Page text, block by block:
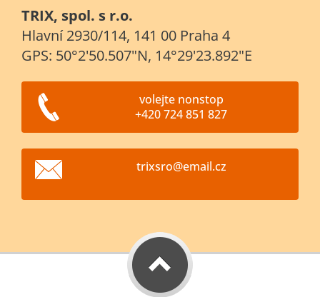
TRIX, spol. s r.o.
Hlavní 2930/114, 141 00 Praha 4
GPS: 50°2'50.507"N, 14°29'23.892"E
volejte nonstop
+420 724 851 827
trixsro@email.cz